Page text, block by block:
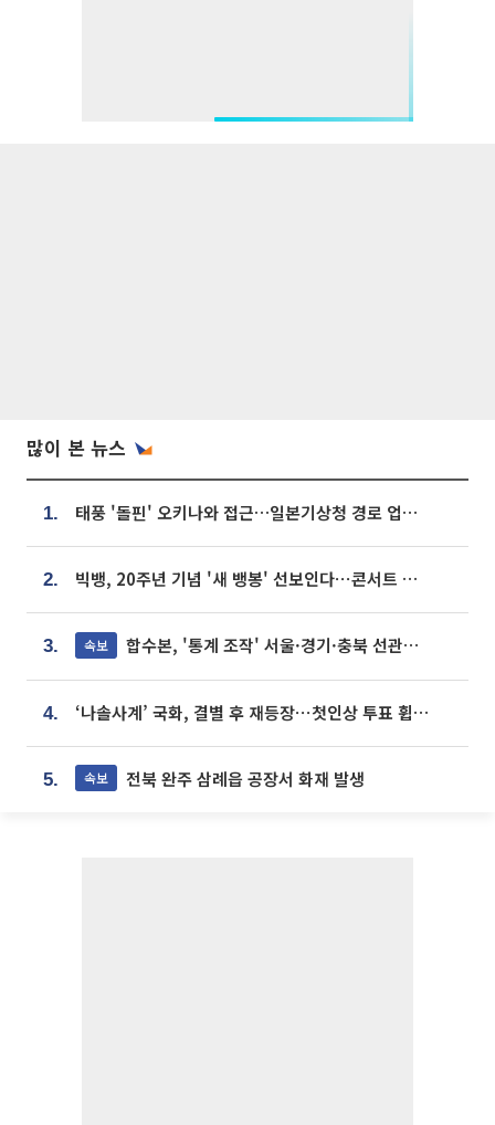
많이 본 뉴스
1. 태풍 '돌핀' 오키나와 접근…일본기상청 경로 업데이트
2. 빅뱅, 20주년 기념 '새 뱅봉' 선보인다⋯콘서트 앞두고 팝업 개최
3. 속보 합수본, '통계 조작' 서울·경기·충북 선관위 등 추가 압수수색
4. ‘나솔사계’ 국화, 결별 후 재등장⋯첫인상 투표 휩쓸고 ‘인기녀’ 등극
5. 속보 전북 완주 삼례읍 공장서 화재 발생